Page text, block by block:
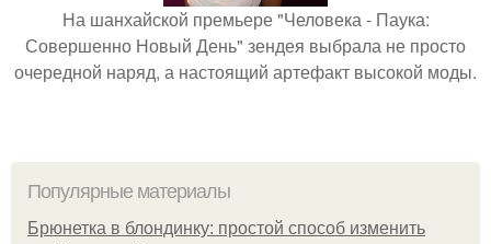
На шанхайской премьере "Человека - Паука:
Совершенно Новый День" зендея выбрала не просто
очередной наряд, а настоящий артефакт высокой моды.
Популярные материалы
Брюнетка в блондинку: простой способ изменить